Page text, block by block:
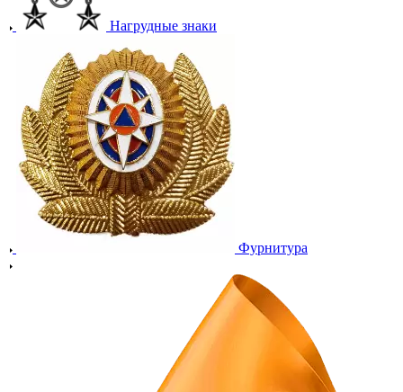
Нагрудные знаки
Фурнитура